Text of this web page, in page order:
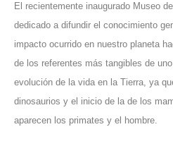
El recientemente inaugurado Museo
dedicado a difundir el conocimiento
impacto ocurrido en nuestro planeta
de los referentes más tangibles de
evolución de la vida en la Tierra, ya
dinosaurios y el inicio de la de los
aparecen los primates y el hombre.